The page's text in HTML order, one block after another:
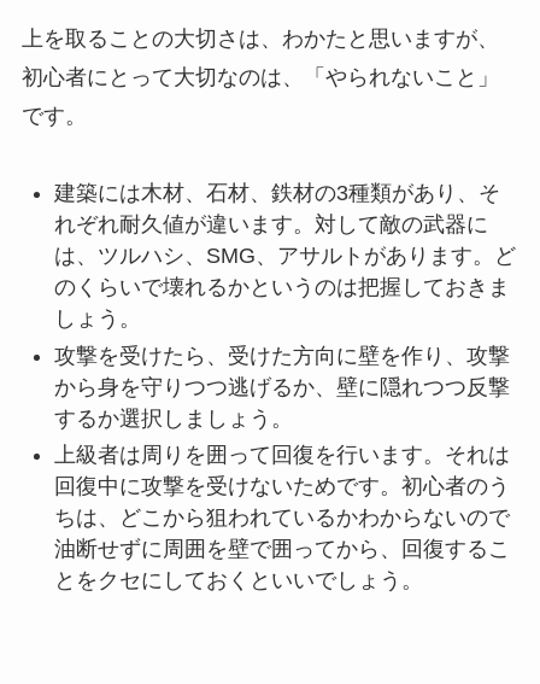
上を取ることの大切さは、わかたと思いますが、
初心者にとって大切なのは、「やられないこと」
です。
建築には木材、石材、鉄材の3種類があり、そ
れぞれ耐久値が違います。対して敵の武器に
は、ツルハシ、SMG、アサルトがあります。ど
のくらいで壊れるかというのは把握しておきま
しょう。
攻撃を受けたら、受けた方向に壁を作り、攻撃
から身を守りつつ逃げるか、壁に隠れつつ反撃
するか選択しましょう。
上級者は周りを囲って回復を行います。それは
回復中に攻撃を受けないためです。初心者のう
ちは、どこから狙われているかわからないので
油断せずに周囲を壁で囲ってから、回復するこ
とをクセにしておくといいでしょう。